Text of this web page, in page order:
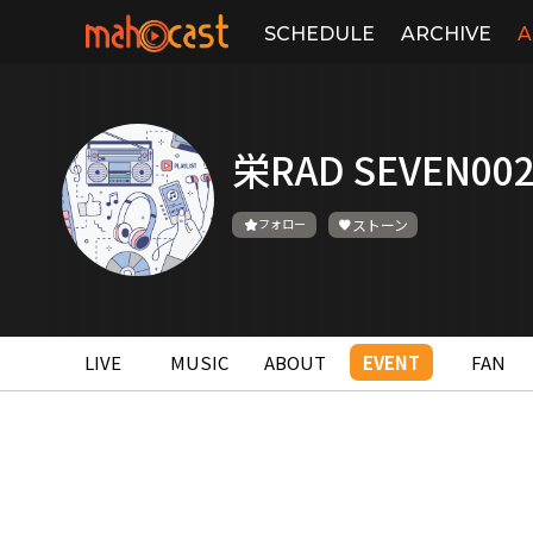
SCHEDULE ARCHIVE
栄RAD
フォロー ストーン
LIVE MUSIC ABOUT EVENT FAN